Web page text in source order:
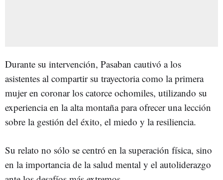
Durante su intervención, Pasaban cautivó a los
asistentes al compartir su trayectoria como la primera
mujer en coronar los catorce ochomiles, utilizando su
experiencia en la alta montaña para ofrecer una lección
sobre la gestión del éxito, el miedo y la resiliencia.
Su relato no sólo se centró en la superación física, sino
en la importancia de la salud mental y el autoliderazgo